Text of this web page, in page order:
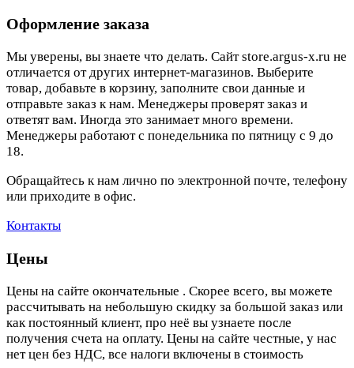
Оформление заказа
Мы уверены, вы знаете что делать. Сайт store.argus-x.ru не
отличается от других интернет-магазинов. Выберите
товар, добавьте в корзину, заполните свои данные и
отправьте заказ к нам. Менеджеры проверят заказ и
ответят вам. Иногда это занимает много времени.
Менеджеры работают с понедельника по пятницу с 9 до
18.
Обращайтесь к нам лично по электронной почте, телефону
или приходите в офис.
Контакты
Цены
Цены на сайте окончательные . Скорее всего, вы можете
рассчитывать на небольшую скидку за большой заказ или
как постоянный клиент, про неё вы узнаете после
получения счета на оплату. Цены на сайте честные, у нас
нет цен без НДС, все налоги включены в стоимость